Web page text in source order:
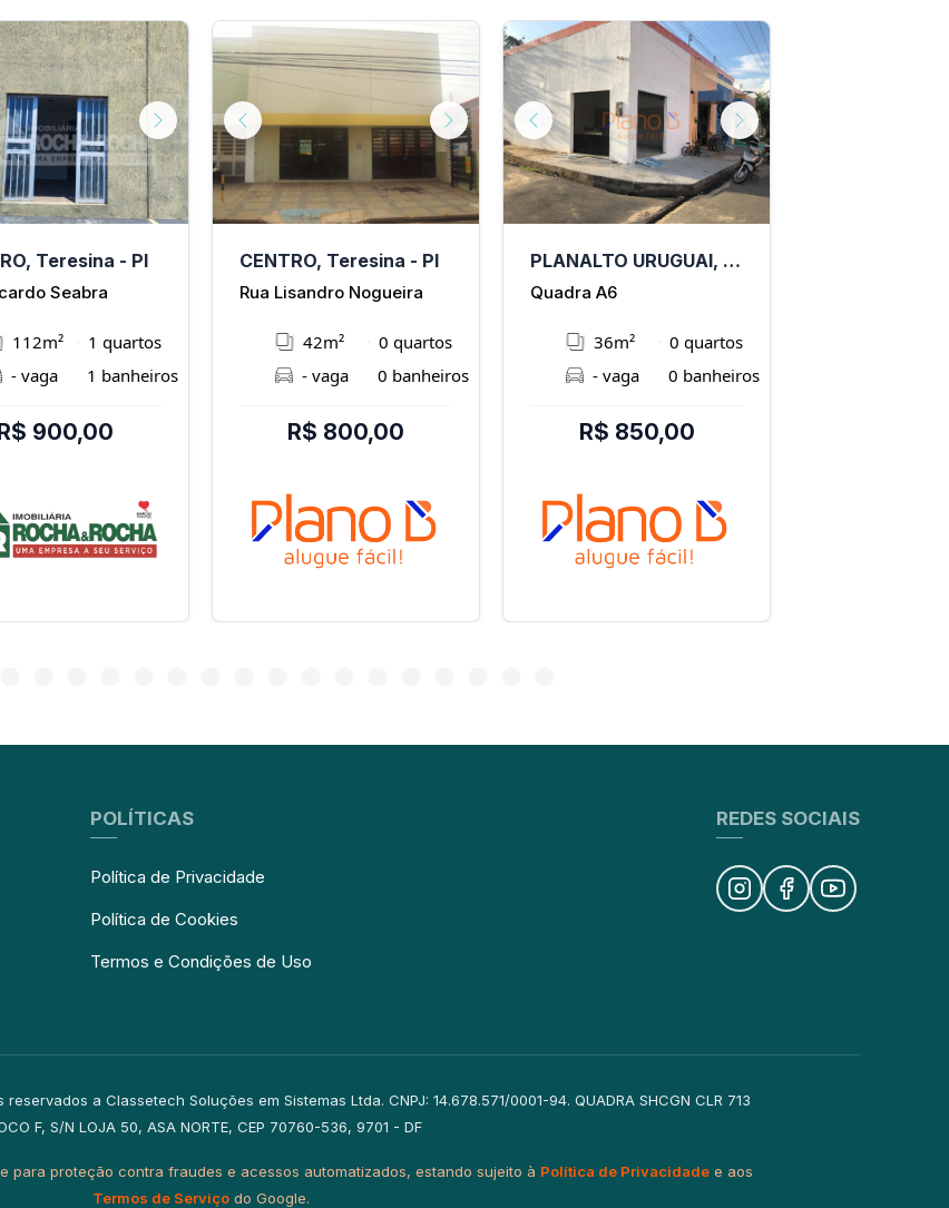
Next
Teresina - PI
Seabra
112m²
1 quartos
- vaga
1 banheiros
900,00
Previous Next
CENTRO, Teresina - PI
Rua Lisandro Nogueira
42m²
0 quartos
- vaga
0 banheiros
R$ 800,00
Previous Next
PLANALTO URUGUAI, Teresina - PI
Quadra A6
36m²
0 quartos
- vaga
0 banheiros
R$ 850,00
POLÍTICAS
Política de Privacidade
Política de Cookies
Termos e Condições de Uso
REDES SOCIAIS
a Classetech Soluções em Sistemas Ltda. CNPJ: 14.678.571/0001-94. QUADRA SHCGN CLR 713
F, S/N LOJA 50, ASA NORTE, CEP 70760-536, 9701 - DF
para proteção contra fraudes e acessos automatizados, estando sujeito à Política de Privacidade e aos
Termos de Serviçodo Google.